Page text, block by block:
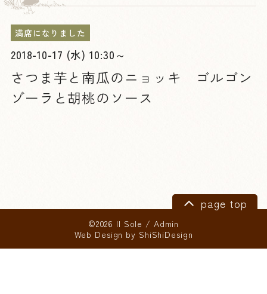
満席になりました
2018-10-17 (水) 10:30～
さつま芋と南瓜のニョッキ ゴルゴン
ゾーラと胡桃のソース
page top
©2026 Il Sole / Admin
Web Design by ShiShiDesign